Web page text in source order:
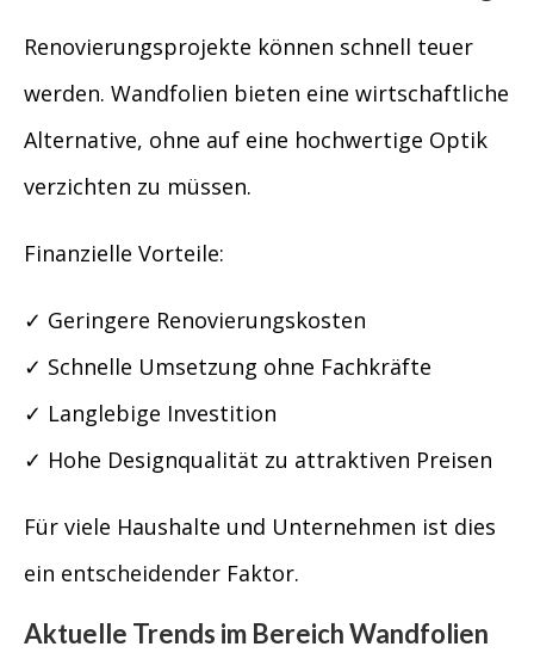
Renovierungsprojekte können schnell teuer
werden. Wandfolien bieten eine wirtschaftliche
Alternative, ohne auf eine hochwertige Optik
verzichten zu müssen.
Finanzielle Vorteile:
✓ Geringere Renovierungskosten
✓ Schnelle Umsetzung ohne Fachkräfte
✓ Langlebige Investition
✓ Hohe Designqualität zu attraktiven Preisen
Für viele Haushalte und Unternehmen ist dies
ein entscheidender Faktor.
Aktuelle Trends im Bereich Wandfolien